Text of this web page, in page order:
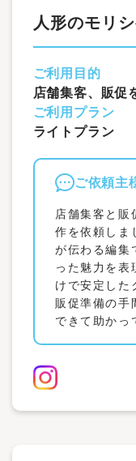
人形のモリ
ご利用目的
店舗集客、販促
ご利用プラン
ライトプラン
ご依頼主
店舗集客と販
作を依頼しま
が伝わる編集
った魅力を表
けで安定した
販促準備の手
できて助かっ